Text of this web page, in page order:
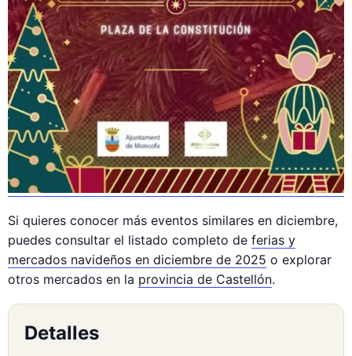
Si quieres conocer más eventos similares en diciembre,
puedes consultar el listado completo de ferias y
mercados navideños en diciembre de 2025 o explorar
otros mercados en la provincia de Castellón.
Detalles